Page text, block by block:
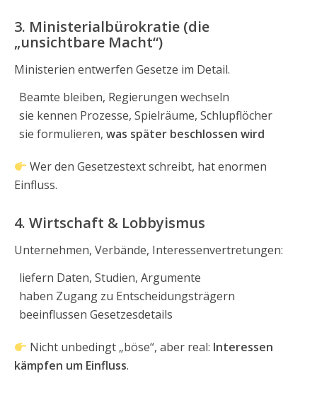
3. Ministerialbürokratie (die
„unsichtbare Macht“)
Ministerien entwerfen Gesetze im Detail.
Beamte bleiben, Regierungen wechseln
sie kennen Prozesse, Spielräume, Schlupflöcher
sie formulieren, was später beschlossen wird
Wer den Gesetzestext schreibt, hat enormen
Einfluss.
4. Wirtschaft & Lobbyismus
Unternehmen, Verbände, Interessenvertretungen:
liefern Daten, Studien, Argumente
haben Zugang zu Entscheidungsträgern
beeinflussen Gesetzesdetails
Nicht unbedingt „böse“, aber real: Interessen
kämpfen um Einfluss.